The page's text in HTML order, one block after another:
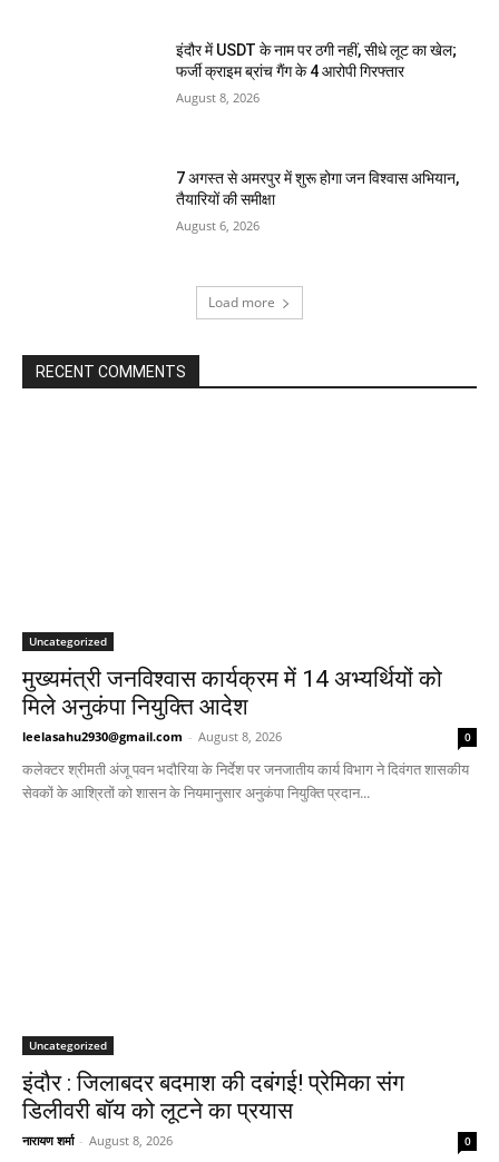
इंदौर में USDT के नाम पर ठगी नहीं, सीधे लूट का खेल;
फर्जी क्राइम ब्रांच गैंग के 4 आरोपी गिरफ्तार
August 8, 2026
7 अगस्त से अमरपुर में शुरू होगा जन विश्वास अभियान,
तैयारियों की समीक्षा
August 6, 2026
Load more
RECENT COMMENTS
Uncategorized
मुख्यमंत्री जनविश्वास कार्यक्रम में 14 अभ्यर्थियों को
मिले अनुकंपा नियुक्ति आदेश
leelasahu2930@gmail.com - August 8, 2026 0
कलेक्टर श्रीमती अंजू पवन भदौरिया के निर्देश पर जनजातीय कार्य विभाग ने दिवंगत शासकीय
सेवकों के आश्रितों को शासन के नियमानुसार अनुकंपा नियुक्ति प्रदान...
Uncategorized
इंदौर : जिलाबदर बदमाश की दबंगई! प्रेमिका संग
डिलीवरी बॉय को लूटने का प्रयास
नारायण शर्मा - August 8, 2026 0